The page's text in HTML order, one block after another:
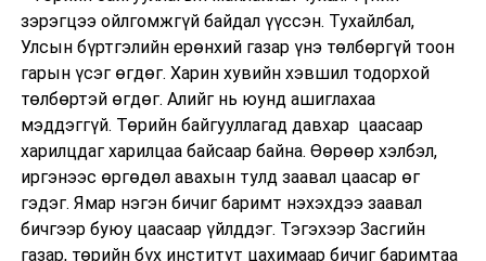
зэрэгцээ ойлгомжгүй байдал үүссэн. Тухайлбал,
Улсын бүртгэлийн ерөнхий газар үнэ төлбөргүй тоон
гарын үсэг өгдөг. Харин хувийн хэвшил тодорхой
төлбөртэй өгдөг. Алийг нь юунд ашиглахаа
мэддэггүй. Төрийн байгууллагад давхар цаасаар
харилцдаг харилцаа байсаар байна. Өөрөөр хэлбэл,
иргэнээс өргөдөл авахын тулд заавал цаасар өг
гэдэг. Ямар нэгэн бичиг баримт нэхэхдээ заавал
бичгээр буюу цаасаар үйлддэг. Тэгэхээр Засгийн
газар, төрийн бүх институт цахимаар бичиг баримтаа